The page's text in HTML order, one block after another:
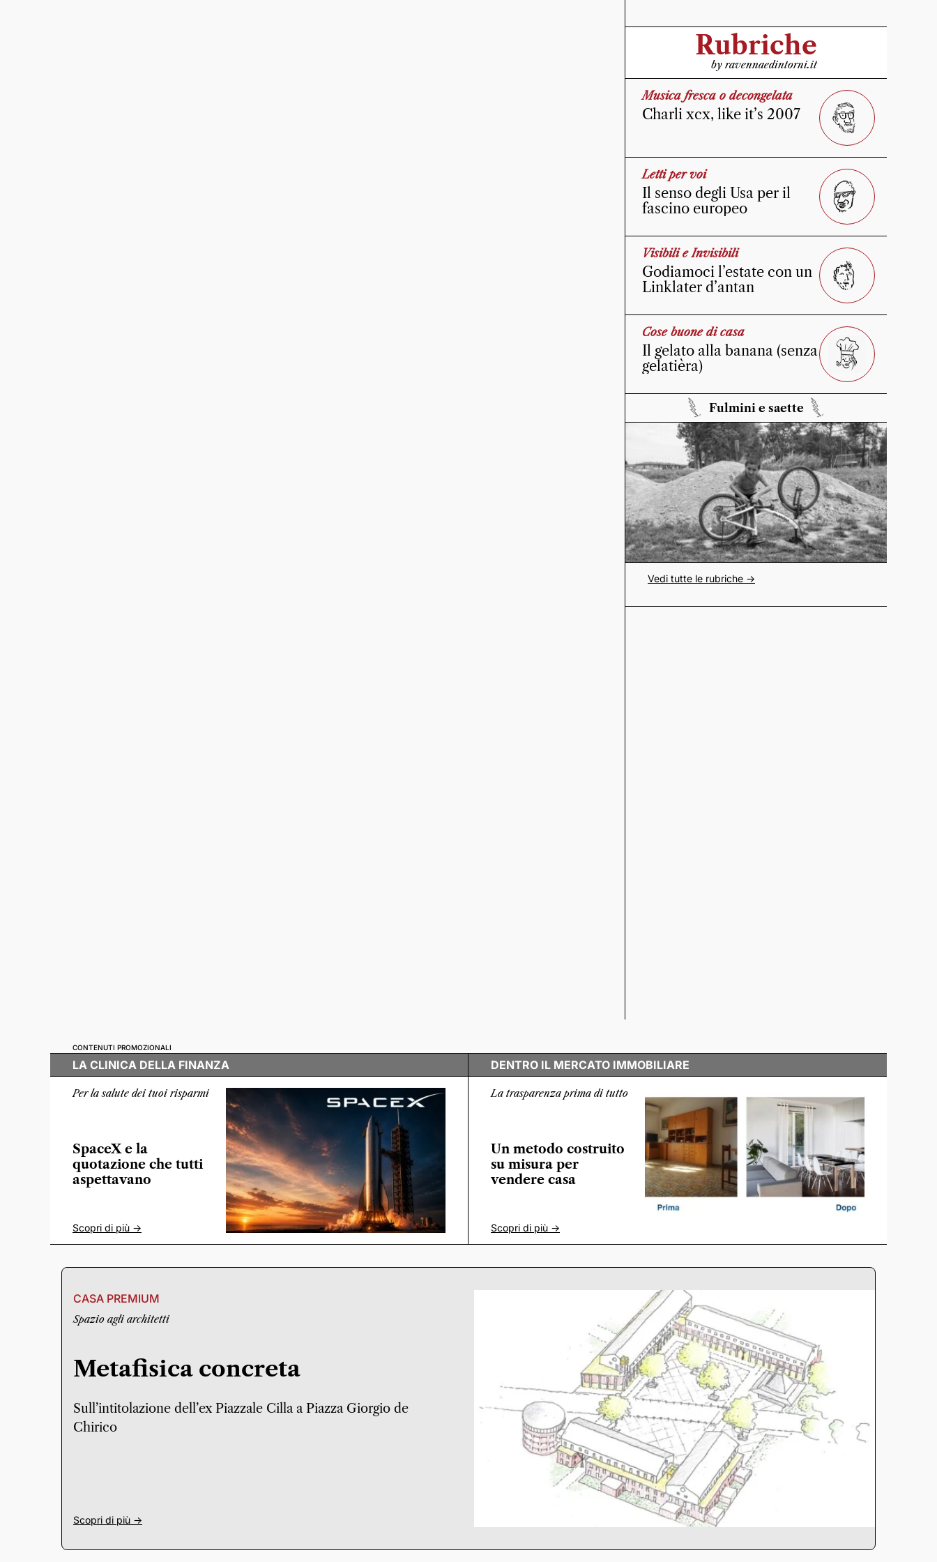
Rubriche
by ravennaedintorni.it
Musica fresca o decongelata
Charli xcx, like it’s 2007
Letti per voi
Il senso degli Usa per il
fascino europeo
Visibili e Invisibili
Godiamoci l’estate con un
Linklater d’antan
Cose buone di casa
Il gelato alla banana (senza
gelatièra)
Fulmini e saette
Vedi tutte le rubriche ->
CONTENUTI PROMOZIONALI
LA CLINICA DELLA FINANZA
Per la salute dei tuoi risparmi
SpaceX e la
quotazione che tutti
aspettavano
Scopri di più ->
DENTRO IL MERCATO IMMOBILIARE
La trasparenza prima di tutto
Un metodo costruito
su misura per
vendere casa
Scopri di più ->
CASA PREMIUM
Spazio agli architetti
Metafisica concreta
Sull’intitolazione dell’ex Piazzale Cilla a Piazza Giorgio de
Chirico
Scopri di più ->